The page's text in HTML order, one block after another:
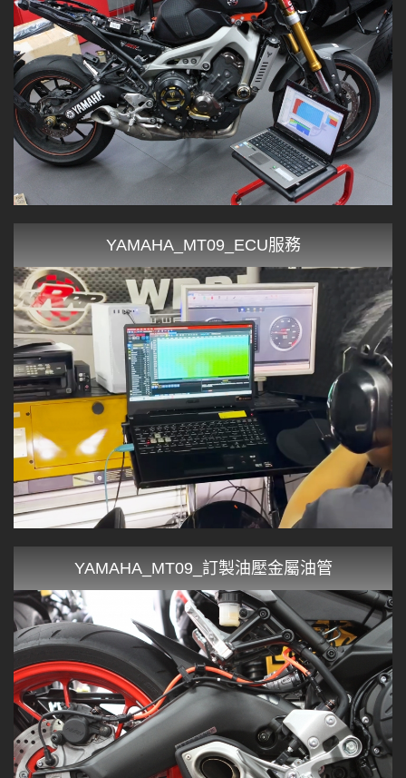
YAMAHA_MT09_ECU服務
YAMAHA_MT09_訂製油壓金屬油管